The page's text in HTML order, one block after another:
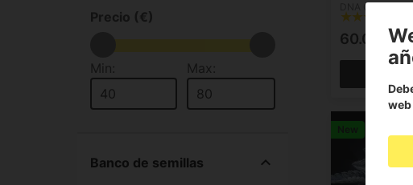
Precio (€)
Min: Max:
Banco de semillas
DNA GENETICS
60.00€
New
web